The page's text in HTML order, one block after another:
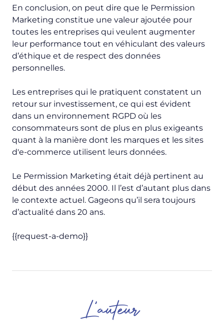
En conclusion, on peut dire que le Permission
Marketing constitue une valeur ajoutée pour
toutes les entreprises qui veulent augmenter
leur performance tout en véhiculant des valeurs
d’éthique et de respect des données
personnelles.
Les entreprises qui le pratiquent constatent un
retour sur investissement, ce qui est évident
dans un environnement RGPD où les
consommateurs sont de plus en plus exigeants
quant à la manière dont les marques et les sites
d'e-commerce utilisent leurs données.
Le Permission Marketing était déjà pertinent au
début des années 2000. Il l’est d’autant plus dans
le contexte actuel. Gageons qu’il sera toujours
d’actualité dans 20 ans.
{{request-a-demo}}
L'auteur